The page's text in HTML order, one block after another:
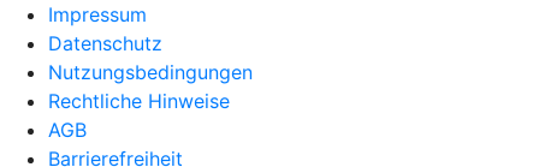
Impressum
Datenschutz
Nutzungsbedingungen
Rechtliche Hinweise
AGB
Barrierefreiheit